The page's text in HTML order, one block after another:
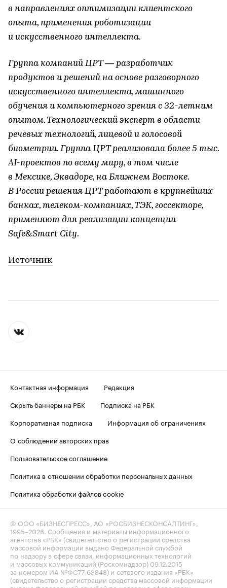
в направлениях оптимизации клиентского
опыта, применения роботизации
и искусственного интеллекта.
Группа компаний ЦРТ — разработчик
продуктов и решений на основе разговорного
искусственного интеллекта, машинного
обучения и компьютерного зрения c 32-летним
опытом. Технологический эксперт в области
речевых технологий, лицевой и голосовой
биометрии. Группа ЦРТ реализовала более 5 тыс.
AI-проектов по всему миру, в том числе
в Мексике, Эквадоре, на Ближнем Востоке.
В России решения ЦРТ работают в крупнейших
банках, телеком-компаниях, ТЭК, госсекторе,
применяют для реализации концепции
Safe&Smart City.
Источник
Контактная информация
Редакция
Скрыть баннеры на РБК
Подписка на РБК
Корпоративная подписка
Информация об ограничениях
О соблюдении авторских прав
Пользовательское соглашение
Политика в отношении обработки персональных данных
Политика обработки файлов cookie
© ООО «БИЗНЕСПРЕСС», АО «РОСБИЗНЕСКОНСАЛТИНГ»,
1995–2026 . Сообщения и материалы информационного
агентства «РБК» (свидетельство о регистрации средства
массовой информации выдано Федеральной службой
по надзору в сфере связи, информационных технологий
и массовых коммуникаций (Роскомнадзор) 09.12.2015
за номером ИА №ФС77-63848) и сетевого издания «РБК»
(свидетельство о регистрации средства массовой информации